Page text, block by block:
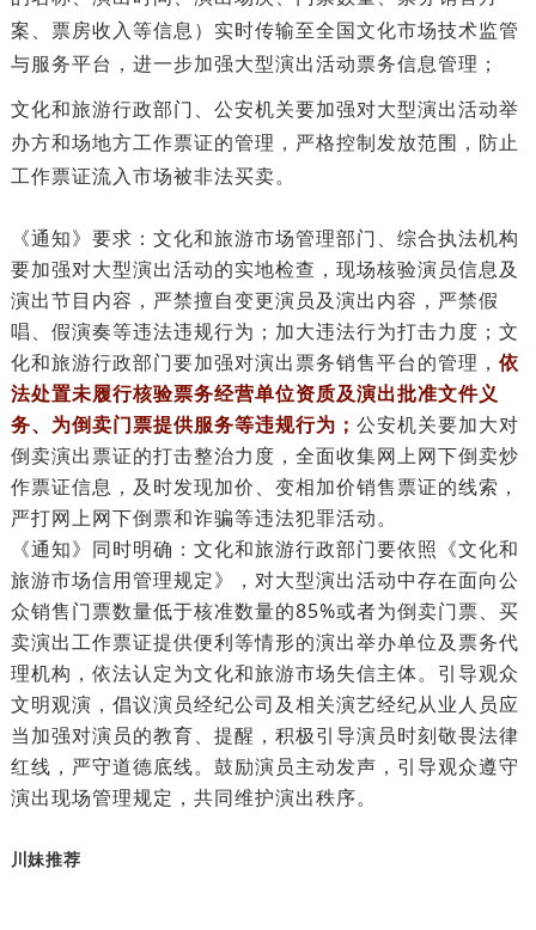
案、票房收入等信息）实时传输至全国文化市场技术监管
与服务平台，进一步加强大型演出活动票务信息管理；
文化和旅游行政部门、公安机关要加强对大型演出活动举
办方和场地方工作票证的管理，严格控制发放范围，防止
工作票证流入市场被非法买卖。
《通知》要求：文化和旅游市场管理部门、综合执法机构
要加强对大型演出活动的实地检查，现场核验演员信息及
演出节目内容，严禁擅自变更演员及演出内容，严禁假
唱、假演奏等违法违规行为；加大违法行为打击力度；文
化和旅游行政部门要加强对演出票务销售平台的管理， 依
法处置未履行核验票务经营单位资质及演出批准文件义
务、为倒卖门票提供服务等违规行为； 公安机关要加大对
倒卖演出票证的打击整治力度，全面收集网上网下倒卖炒
作票证信息，及时发现加价、变相加价销售票证的线索，
严打网上网下倒票和诈骗等违法犯罪活动。
《通知》同时明确：文化和旅游行政部门要依照《文化和
旅游市场信用管理规定》，对大型演出活动中存在面向公
众销售门票数量低于核准数量的85%或者为倒卖门票、买
卖演出工作票证提供便利等情形的演出举办单位及票务代
理机构，依法认定为文化和旅游市场失信主体。引导观众
文明观演，倡议演员经纪公司及相关演艺经纪从业人员应
当加强对演员的教育、提醒，积极引导演员时刻敬畏法律
红线，严守道德底线。鼓励演员主动发声，引导观众遵守
演出现场管理规定，共同维护演出秩序。
川妹推荐